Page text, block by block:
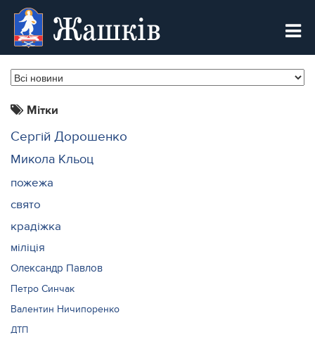
Жашків
Мітки
Сергій Дорошенко
Микола Кльоц
пожежа
свято
крадіжка
міліція
Олександр Павлов
Петро Синчак
Валентин Ничипоренко
ДТП